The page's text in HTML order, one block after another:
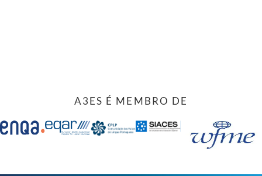
A3ES É MEMBRO DE